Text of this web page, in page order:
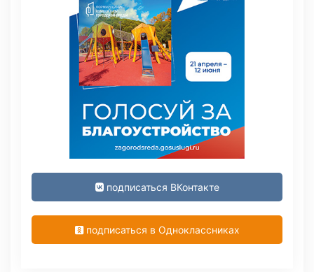
подписаться ВКонтакте
подписаться в Одноклассниках